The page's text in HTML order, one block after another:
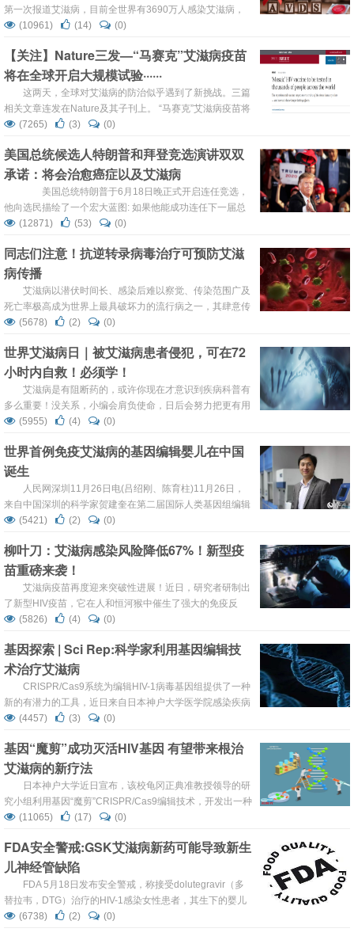
第一次报道艾滋病，目前全世界有3690万人感染艾滋病，
死亡人数达到1200万，据WHO估计，中国有超过125万艾
产生了极大的威胁，虽然“鸡尾酒疗法”能够有效控制艾滋病
进展，但至今仍未研制出根治艾滋病的特效药物，也还没有
可用于预防的有效疫苗，但是科学家们从来没...
(10961) (14) (0)
【关注】Nature三发—“马赛克”艾滋病疫苗
将在全球开启大规模试验······
这两天，全球对艾滋病的防治似乎遇到了新挑战。三篇
相关文章连发在Nature及其子刊上。 “马赛克”艾滋病疫苗将
在全球数千人中进行试验 之前对于“马赛克”疫苗的小规模试
体产生抗HIV抗体。 “马赛克”疫苗的III期试验预计在9月份进
行，研究将招募包括阿根廷，意大利，墨西哥，波兰和美国
等8个国...
(7265) (3) (0)
美国总统候选人特朗普和拜登竞选演讲双双
承诺：将会治愈癌症以及艾滋病
美国总统特朗普于6月18日晚正式开启连任竞选，
他向选民描绘了一个宏大蓝图: 如果他能成功连任下一届总
统，将会治愈癌症以及艾滋病，并让美国人登上火星等承
启动大会上面对近8万竞民粉丝说：“我们会找到很多很多疾
病的治疗方法，包括癌症和其他疾病。我们将彻底根除美国
的艾滋病，我们已经快要成功了。我们...
(12871) (53) (0)
同志们注意！抗逆转录病毒治疗可预防艾滋
病传播
艾滋病以潜伏时间长、感染后难以察觉、传染范围广及
死亡率极高成为世界上最具破坏力的流行病之一，其肆意传
播使人类生存和发展受到了严峻挑战。随着艾滋病病毒感染
一。众所周知，性传播是艾滋病的重要传播途径，而其中男
同性恋者特殊的性行为方式，使得他们感染艾滋病病毒的几
率相比异性恋者更高。 ...
(5678) (2) (0)
世界艾滋病日｜被艾滋病患者侵犯，可在72
小时内自救！必须学！
艾滋病是有阻断药的，或许你现在才意识到疾病科普有
多么重要！没关系，小编会肩负使命，日后会努力把更有用
的知识及时传播！ 检验医学网 现在，艾滋病自救漫画版来
(5955) (4) (0)
世界首例免疫艾滋病的基因编辑婴儿在中国
诞生
人民网深圳11月26日电(吕绍刚、陈育柱)11月26日，
来自中国深圳的科学家贺建奎在第二届国际人类基因组编辑
峰会召开前一天宣布，一对名为露露和娜娜的基因编辑婴儿
使她们出生后即能天然抵抗艾滋病。这是世界首例免疫艾滋
病的基因编辑婴儿，也意味着中国在基因编辑技术用于疾病
预防领域实现历史性突破。 ...
(5421) (2) (0)
柳叶刀：艾滋病感染风险降低67%！新型疫
苗重磅来袭！
艾滋病疫苗再度迎来突破性进展！近日，研究者研制出
了新型HIV疫苗，它在人和恒河猴中催生了强大的免疫反
应，并且带来了67％的抗病毒保护作用。国际顶级学术期刊
曾经报道过一篇关于艾滋病疫苗的文章Nature子刊：重大突
破！科学家开发出新型艾滋病疫苗！要变天了…，此文章
中，NIH...
(5826) (4) (0)
基因探索 | Sci Rep:科学家利用基因编辑技
术治疗艾滋病
CRISPR/Cas9系统为编辑HIV-1病毒基因组提供了一种
新的有潜力的工具，近日来自日本神户大学医学院感染疾病
中心及健康科学研究生院国际卫生系的研究人员设计了一种
其中的引导RNAs（gRNA）都基于CRISPR的特异性设计，
其靶向的序列在6种主要的HIV-1亚型中都保守存在。 ...
(4457) (3) (0)
基因“魔剪”成功灭活HIV基因 有望带来根治
艾滋病的新疗法
日本神户大学近日宣布，该校龟冈正典准教授领导的研
究小组利用基因“魔剪”CRISPR/Cas9编辑技术，开发出一种
有效方法，能破坏艾滋病病毒（人类免疫缺陷病毒1型，
HIV-1感染者现在主要通过多药联合治疗（cART）来控制病
情，尚无根治方法。HIV-1...
(11065) (17) (0)
FDA安全警戒:GSK艾滋病新药可能导致新生
儿神经管缺陷
FDA 5月18日发布安全警戒，称接受dolutegravir（多
替拉韦，DTG）治疗的HIV-1感染女性患者，其生下的婴儿
的脑部、脊柱/脊髓报告有严重的先天性神经管缺陷。一项正
(6738) (2) (0)